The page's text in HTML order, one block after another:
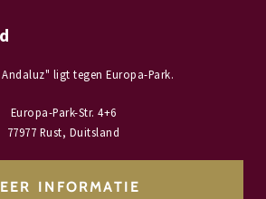
ligt tegen Europa-Park.
Europa-Park-Str. 4+6
77977 Rust, Duitsland
INFORMATIE